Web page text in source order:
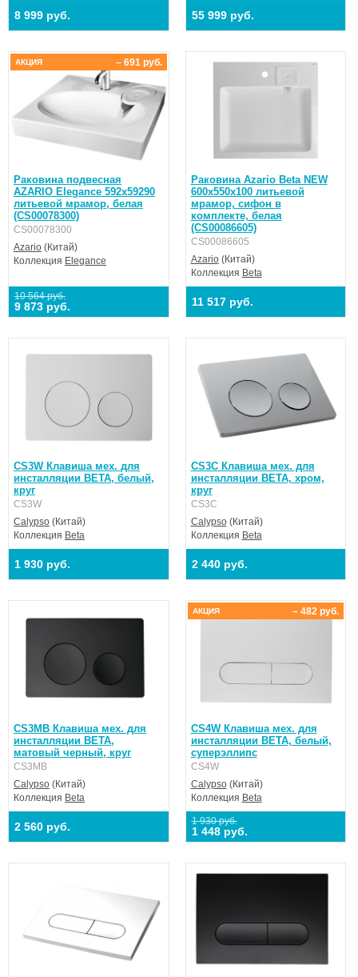
8 999 руб. 55 999 руб.
Раковина подвесная
AZARIO Elegance 592х59290
литьевой мрамор, белая
(CS00078300)
CS00078300
Azario (Китай)
Коллекция Elegance
10 564 руб.
9 873 руб.
– 691 руб.
АКЦИЯ
Раковина Azario Beta NEW
600х550х100 литьевой
мрамор, сифон в
комплекте, белая
(CS00086605)
CS00086605
Azario(Китай)
Коллекция Beta
11 517 руб.
CS3W Клавиша мех. для
инсталляции BETA, белый,
круг
CS3W
Calypso (Китай)
Коллекция Beta
1 930 руб.
CS3C Клавиша мех. для
инсталляции BETA, хром,
круг
CS3C
Calypso(Китай)
Коллекция Beta
2 440 руб.
CS3MB Клавиша мех. для
инсталляции BETA,
матовый черный, круг
CS3MB
Calypso (Китай)
Коллекция Beta
2 560 руб.
CS4W Клавиша мех. для
инсталляции BETA, белый,
суперэллипс
CS4W
Calypso(Китай)
Коллекция Beta
1 930 руб.
1 448 руб.
– 482 руб.
АКЦИЯ